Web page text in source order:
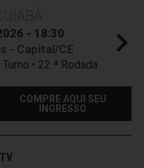
- 18:30
- Capital/CE
• 22 ª Rodada
COMPRE AQUI SEU
INGRESSO
TV